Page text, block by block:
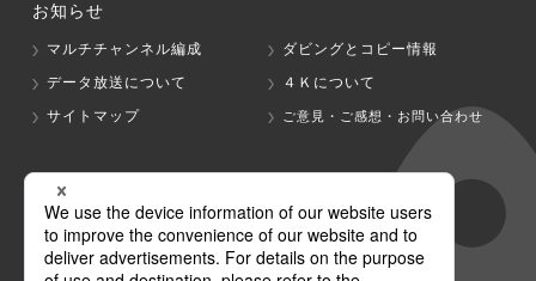
お知らせ
マルチチャンネル編成
ダビングとコピー情報
データ放送について
４Ｋについて
サイトマップ
ご意見・ご感想・お問い合わせ
グループ会社
テレビ朝日 テレ朝チャンネル